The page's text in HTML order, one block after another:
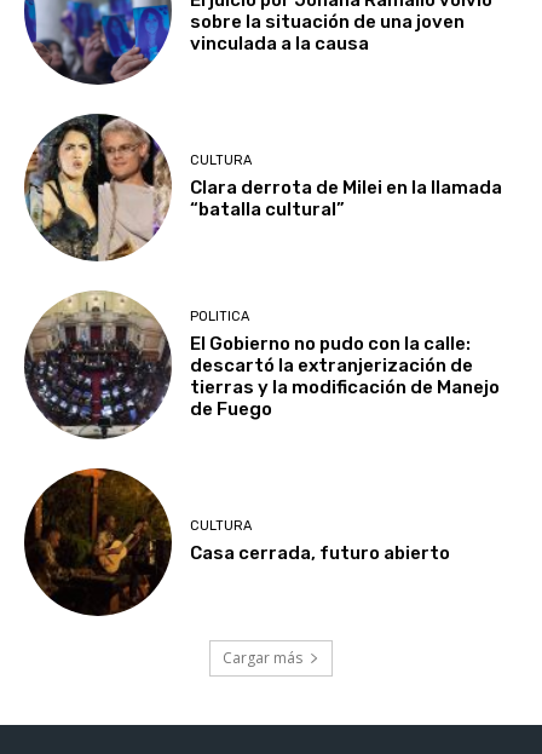
sobre la situación de una joven
vinculada a la causa
CULTURA
Clara derrota de Milei en la llamada
“batalla cultural”
POLITICA
El Gobierno no pudo con la calle:
descartó la extranjerización de
tierras y la modificación de Manejo
de Fuego
CULTURA
Casa cerrada, futuro abierto
Cargar más